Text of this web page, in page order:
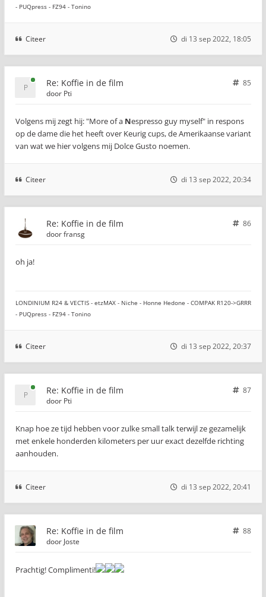
- PUQpress - FZ94 - Tonino
Citeer di 13 sep 2022, 18:05
Re: Koffie in de film
85
door Pti
Volgens mij zegt hij: "More of a Nespresso guy myself" in respons
op de dame die het heeft over Keurig cups, de Amerikaanse variant
van wat we hier volgens mij Dolce Gusto noemen.
Citeer di 13 sep 2022, 20:34
Re: Koffie in de film
86
doorfransg
oh ja!
LONDINIUM R24 & VECTIS - etzMAX - Niche - Honne Hedone - COMPAK R120->GRRR
- PUQpress - FZ94 - Tonino
Citeer di 13 sep 2022, 20:37
Re: Koffie in de film
87
door Pti
Knap hoe ze tijd hebben voor zulke small talk terwijl ze gezamelijk
met enkele honderden kilometers per uur exact dezelfde richting
aanhouden.
Citeer di 13 sep 2022, 20:41
Re: Koffie in de film
88
door Joste
Prachtig! Complimenti!